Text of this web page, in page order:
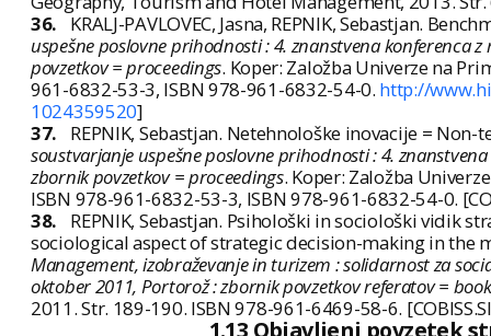
36.
KRALJ-PAVLOVEC, Jasna, REPNIK, Sebastjan.
uspešne poslovne prihodnosti : 4. znanstvena konferenca
povzetkov = proceedings. Koper: Založba Univerze na
961-6832-53-3, ISBN 978-961-6832-54-0. http://
1024359520]
37.
REPNIK, Sebastjan. Netehnološke inovacije =
soustvarjanje uspešne poslovne prihodnosti : 4.
zbornik povzetkov = proceedings. Koper: Založba
ISBN 978-961-6832-53-3, ISBN 978-961-6832-54-0.
38.
REPNIK, Sebastjan. Psihološki in sociološki vidik
sociological aspect of strategic decision-making in the
Management, izobraževanje in turizem : solidarnost za
oktober 2011, Portorož : zbornik povzetkov referatov =
2011. Str. 189-190. ISBN 978-961-6469-58-6.
1.13 Objavljeni povzetek